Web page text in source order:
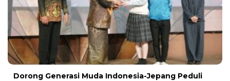
Dorong Generasi Muda Indonesia-Jepang Peduli